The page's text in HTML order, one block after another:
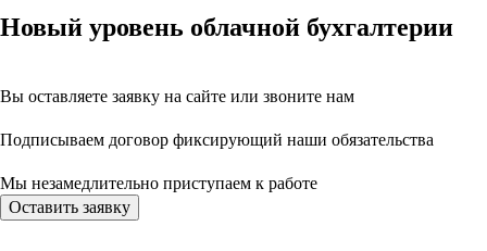
Новый уровень облачной бухгалтерии
Вы оставляете заявку на сайте или звоните нам
Подписываем договор фиксирующий наши обязательства
Мы незамедлительно приступаем к работе
Оставить заявку